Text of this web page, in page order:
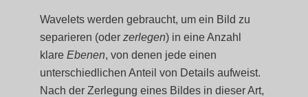
Wavelets werden gebraucht, um ein Bild zu
separieren (oderzerlegen) in eine Anzahl
klareEbenen, von denen jede einen
unterschiedlichen Anteil von Details aufweist.
Nach der Zerlegung eines Bildes in dieser Art,